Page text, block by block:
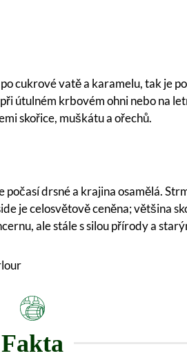
cukrové vatě a karamelu, tak je
útulném krbovém ohni nebo na
skořice, muškátu a ořechů.
drsné a krajina osamělá.
je celosvětově ceněna; většina
ale stále s silou přírody a
Fakta